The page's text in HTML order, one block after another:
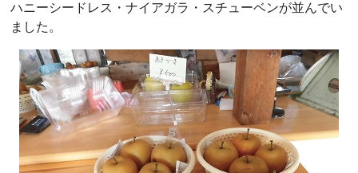
ハニーシードレス・ナイアガラ・スチューベンが並んでい
ました。